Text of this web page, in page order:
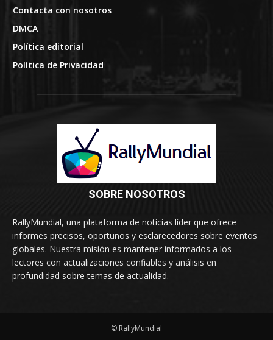
Contacta con nosotros
DMCA
Política editorial
Política de Privacidad
SOBRE NOSOTROS
RallyMundial, una plataforma de noticias líder que ofrece
informes precisos, oportunos y esclarecedores sobre eventos
globales. Nuestra misión es mantener informados a los
lectores con actualizaciones confiables y análisis en
profundidad sobre temas de actualidad.
© RallyMundial